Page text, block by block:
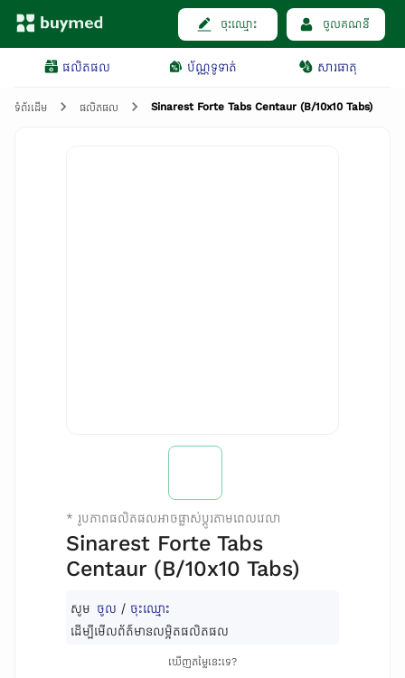
ចុះឈ្មោះ ចូលគណនី
ផលិតផល ប័ណ្ណទូទាត់ សារធាតុ
ទំព័រដើម ផលិតផល Sinarest Forte Tabs Centaur (B/10x10 Tabs)
* រូបភាពផលិតផលអាចផ្លាស់ប្តូរតាមពេលវេលា
Sinarest Forte Tabs
Centaur (B/10x10 Tabs)
សូម ចូល / ចុះឈ្មោះ
ដើម្បីមើលព័ត៌មានលម្អិតផលិតផល
ឃើញតម្លៃនេះទេ?